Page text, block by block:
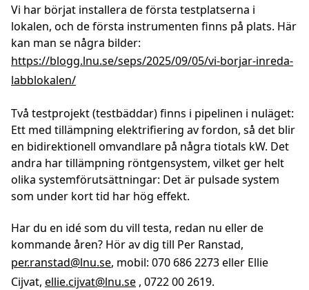
Vi har börjat installera de första testplatserna i
lokalen, och de första instrumenten finns på plats. Här
kan man se några bilder:
https://blogg.lnu.se/seps/2025/09/05/vi-borjar-inreda-
labblokalen/
Två testprojekt (testbäddar) finns i pipelinen i nuläget:
Ett med tillämpning elektrifiering av fordon, så det blir
en bidirektionell omvandlare på några tiotals kW. Det
andra har tillämpning röntgensystem, vilket ger helt
olika systemförutsättningar: Det är pulsade system
som under kort tid har hög effekt.
Har du en idé som du vill testa, redan nu eller de
kommande åren? Hör av dig till Per Ranstad,
per.ranstad@lnu.se, mobil: 070 686 2273 eller Ellie
Cijvat, ellie.cijvat@lnu.se , 0722 00 2619.